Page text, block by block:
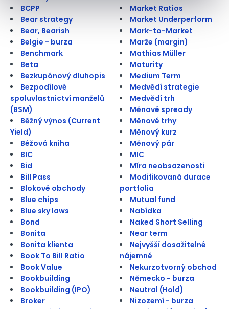
BCPP
Bear strategy
Bear, Bearish
Belgie - burza
Benchmark
Beta
Bezkupónový dluhopis
Bezpodílové
spoluvlastnictví manželů
(BSM)
Běžný výnos (Current
Yield)
Béžová kniha
BIC
Bid
Bill Pass
Blokové obchody
Blue chips
Blue sky laws
Bond
Bonita
Bonita klienta
Book To Bill Ratio
Book Value
Bookbuilding
Bookbuilding (IPO)
Broker
Market Ratios
Market Underperform
Mark-to-Market
Marže (margin)
Mathias Müller
Maturity
Medium Term
Medvědí strategie
Medvědí trh
Měnové spready
Měnové trhy
Měnový kurz
Měnový pár
MIC
Míra neobsazenosti
Modifikovaná durace
portfolia
Mutual fund
Nabídka
Naked Short Selling
Near term
Nejvyšší dosažitelné
nájemné
Nekurzotvorný obchod
Německo - burza
Neutral (Hold)
Nizozemí - burza